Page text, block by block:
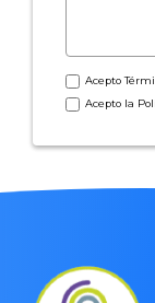
Acepto
Acepto la